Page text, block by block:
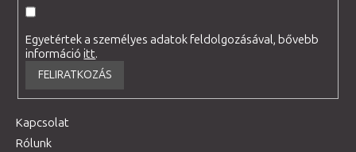
Egyetértek a személyes adatok feldolgozásával, bővebb
információitt.
FELIRATKOZÁS
Kapcsolat
Rólunk